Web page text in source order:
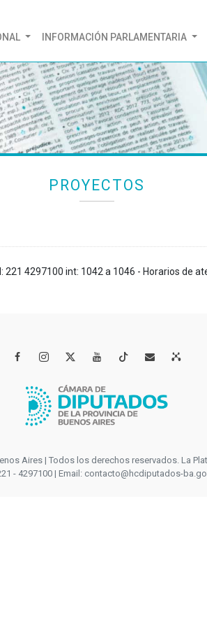
INFORMACIÓN PARLAMENTARIA
PROYECTOS
221 4297100 int: 1042 a 1046 - Horarios de
   
Aires | Todos los derechos reservados. La
- 4297100 | Email: contacto@hcdiputados-